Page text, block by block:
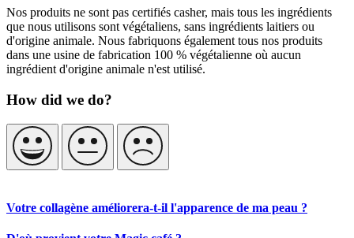
Nos produits ne sont pas certifiés casher, mais tous les ingrédients
que nous utilisons sont végétaliens, sans ingrédients laitiers ou
d'origine animale. Nous fabriquons également tous nos produits
dans une usine de fabrication 100 % végétalienne où aucun
ingrédient d'origine animale n'est utilisé.
How did we do?
Votre collagène améliorera-t-il l'apparence de ma peau ?